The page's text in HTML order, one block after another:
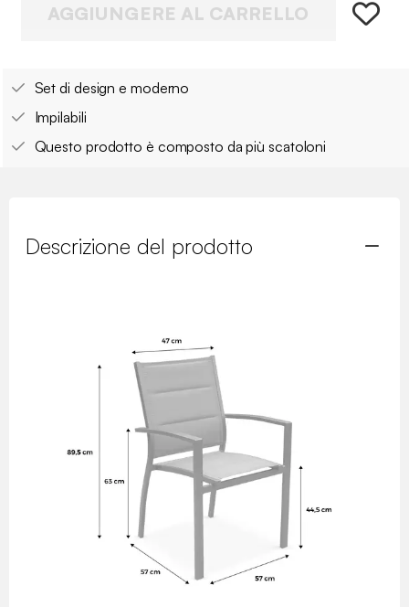
AGGIUNGERE AL CARRELLO
Set di design e moderno
Impilabili
Questo prodotto è composto da più scatoloni
Descrizione del prodotto